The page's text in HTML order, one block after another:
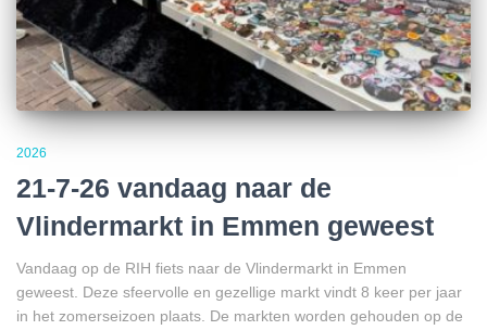
2026
21-7-26 vandaag naar de
Vlindermarkt in Emmen geweest
Vandaag op de RIH fiets naar de Vlindermarkt in Emmen
geweest. Deze sfeervolle en gezellige markt vindt 8 keer per jaar
in het zomerseizoen plaats. De markten worden gehouden op de